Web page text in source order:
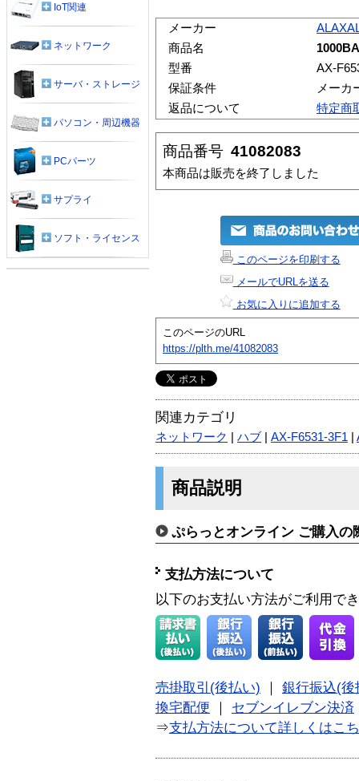
メーカー
商品名
型番
AX-
保証条件
メーカ
返品について
特定商
商品番号 41082083
本商品は販売を終了しました
このページを印刷する
メールでURLを送る
お気に入りに追加する
このページのURL
https://plth.me/41082083
関連カテゴリ
ネットワーク ハブ AX-F6531-3F1
商品説明
ぷらっとオンライン ご購入の
支払方法について
以下のお支払い方法がご利用で
売掛取引(後払い)
銀行振込(後
換宅配便
セブンイレブン決済
⇒支払方法について詳しくはこ
IoT関連
ネットワーク
サーバ・ストレージ
パソコン・周辺機器
PCパーツ
サプライ
ソフト・ライセンス